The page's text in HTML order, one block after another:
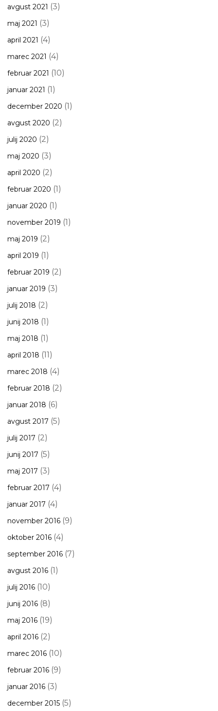
avgust 2021 (3)
maj 2021 (3)
april 2021 (4)
marec 2021 (4)
februar 2021 (10)
januar 2021 (1)
december 2020 (1)
avgust 2020 (2)
julij 2020 (2)
maj 2020 (3)
april 2020 (2)
februar 2020 (1)
januar 2020 (1)
november 2019 (1)
maj 2019 (2)
april 2019 (1)
februar 2019 (2)
januar 2019 (3)
julij 2018 (2)
junij 2018 (1)
maj 2018 (1)
april 2018 (11)
marec 2018 (4)
februar 2018 (2)
januar 2018 (6)
avgust 2017 (5)
julij 2017 (2)
junij 2017 (5)
maj 2017 (3)
februar 2017 (4)
januar 2017 (4)
november 2016 (9)
oktober 2016 (4)
september 2016 (7)
avgust 2016 (1)
julij 2016 (10)
junij 2016 (8)
maj 2016 (19)
april 2016 (2)
marec 2016 (10)
februar 2016 (9)
januar 2016 (3)
december 2015 (5)